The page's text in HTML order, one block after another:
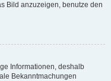
Bild anzuzeigen, benutze den
Informationen, deshalb
Bekanntmachungen